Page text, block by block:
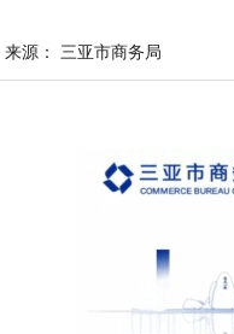
来源： 三亚市商务局